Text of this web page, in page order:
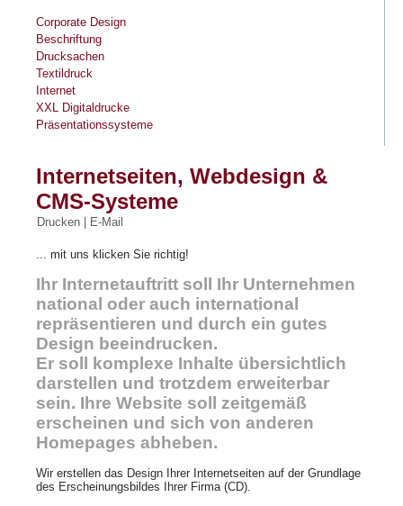
Corporate Design
Beschriftung
Drucksachen
Textildruck
Internet
XXL Digitaldrucke
Präsentationssysteme
Internetseiten, Webdesign &
CMS-Systeme
Drucken E-Mail
... mit uns klicken Sie richtig!
Ihr Internetauftritt soll Ihr Unternehmen
national oder auch international
repräsentieren und durch ein gutes
Design beeindrucken.
Er soll komplexe Inhalte übersichtlich
darstellen und trotzdem erweiterbar
sein. Ihre Website soll zeitgemäß
erscheinen und sich von anderen
Homepages abheben.
Wir erstellen das Design Ihrer Internetseiten auf der Grundlage
des Erscheinungsbildes Ihrer Firma (CD).